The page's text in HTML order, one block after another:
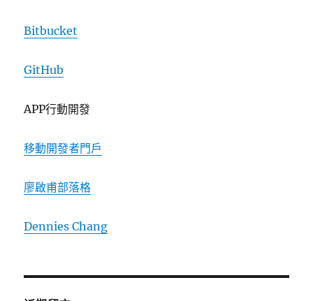
Bitbucket
GitHub
APP行動開發
移動開發者門戶
廖啟甫部落格
Dennies Chang